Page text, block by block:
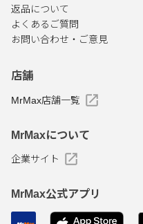
返品について
よくあるご質問
お問い合わせ・ご意見
店舗
MrMax店舗一覧
MrMaxについて
企業サイト
MrMax公式アプリ